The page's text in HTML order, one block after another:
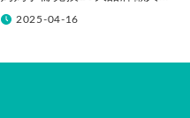
一次看！
2025-04-16